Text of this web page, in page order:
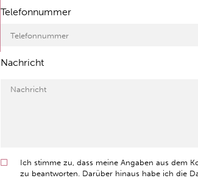
Telefonnummer
Nachricht
Ich stimme zu, dass meine Angaben aus dem
zu beantworten. Darüber hinaus habe ich die